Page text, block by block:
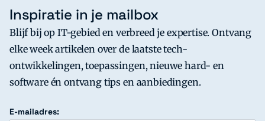
Inspiratie in je mailbox
Blijf bij op IT-gebied en verbreed je expertise. Ontvang
elke week artikelen over de laatste tech-
ontwikkelingen, toepassingen, nieuwe hard- en
software én ontvang tips en aanbiedingen.
E-mailadres: